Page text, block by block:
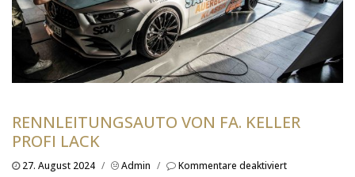
RENNLEITUNGSAUTO VON FA. KELLER
PROFI LACK
27. August 2024 / Admin / Kommentare deaktiviertfür